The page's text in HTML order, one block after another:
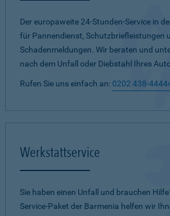
Der europaweite 24-Stunden-Service in
für Pannendienst, Schutzbriefleistungen
Schadenmeldungen. Wir beraten und
nach dem Unfall oder Diebstahl Ihres
Rufen Sie uns einfach an: 0202 438-
Werkstattservice
Sie haben einen Unfall und brauchen
Service-Paket der Barmenia helfen wir